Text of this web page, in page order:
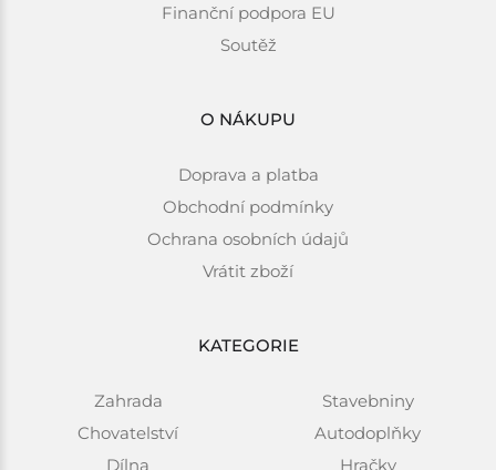
Finanční podpora EU
Soutěž
O NÁKUPU
Doprava a platba
Obchodní podmínky
Ochrana osobních údajů
Vrátit zboží
KATEGORIE
Zahrada
Chovatelství
Dílna
Stavebniny
Autodoplňky
Hračky